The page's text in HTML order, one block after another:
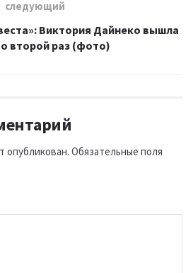
следующий
Виктория Дайнеко вышла
второй раз (фото)
опубликован. Обязательные поля